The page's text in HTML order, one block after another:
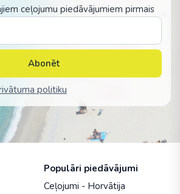
ceļojumu piedāvājumiem pirmais
Abonēt
politiku
Populāri piedāvājumi
Ceļojumi - Horvātija